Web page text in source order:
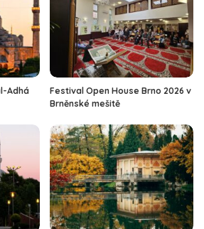
Adhá
Festival Open House Brno 2026 v
Brněnské mešitě